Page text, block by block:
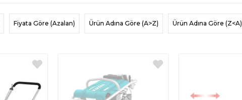
Fiyata Göre (Azalan) Ürün Adına Göre (A>Z) Ürün Adına Göre (Z<A)